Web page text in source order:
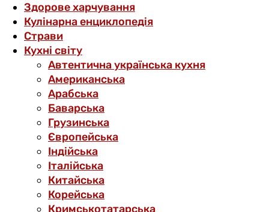
Здорове харчування
Кулінарна енциклопедія
Страви
Кухні світу
Автентична українська кухня
Американська
Арабська
Баварська
Грузинська
Європейська
Індійська
Італійська
Китайська
Корейська
Кримськотатарська